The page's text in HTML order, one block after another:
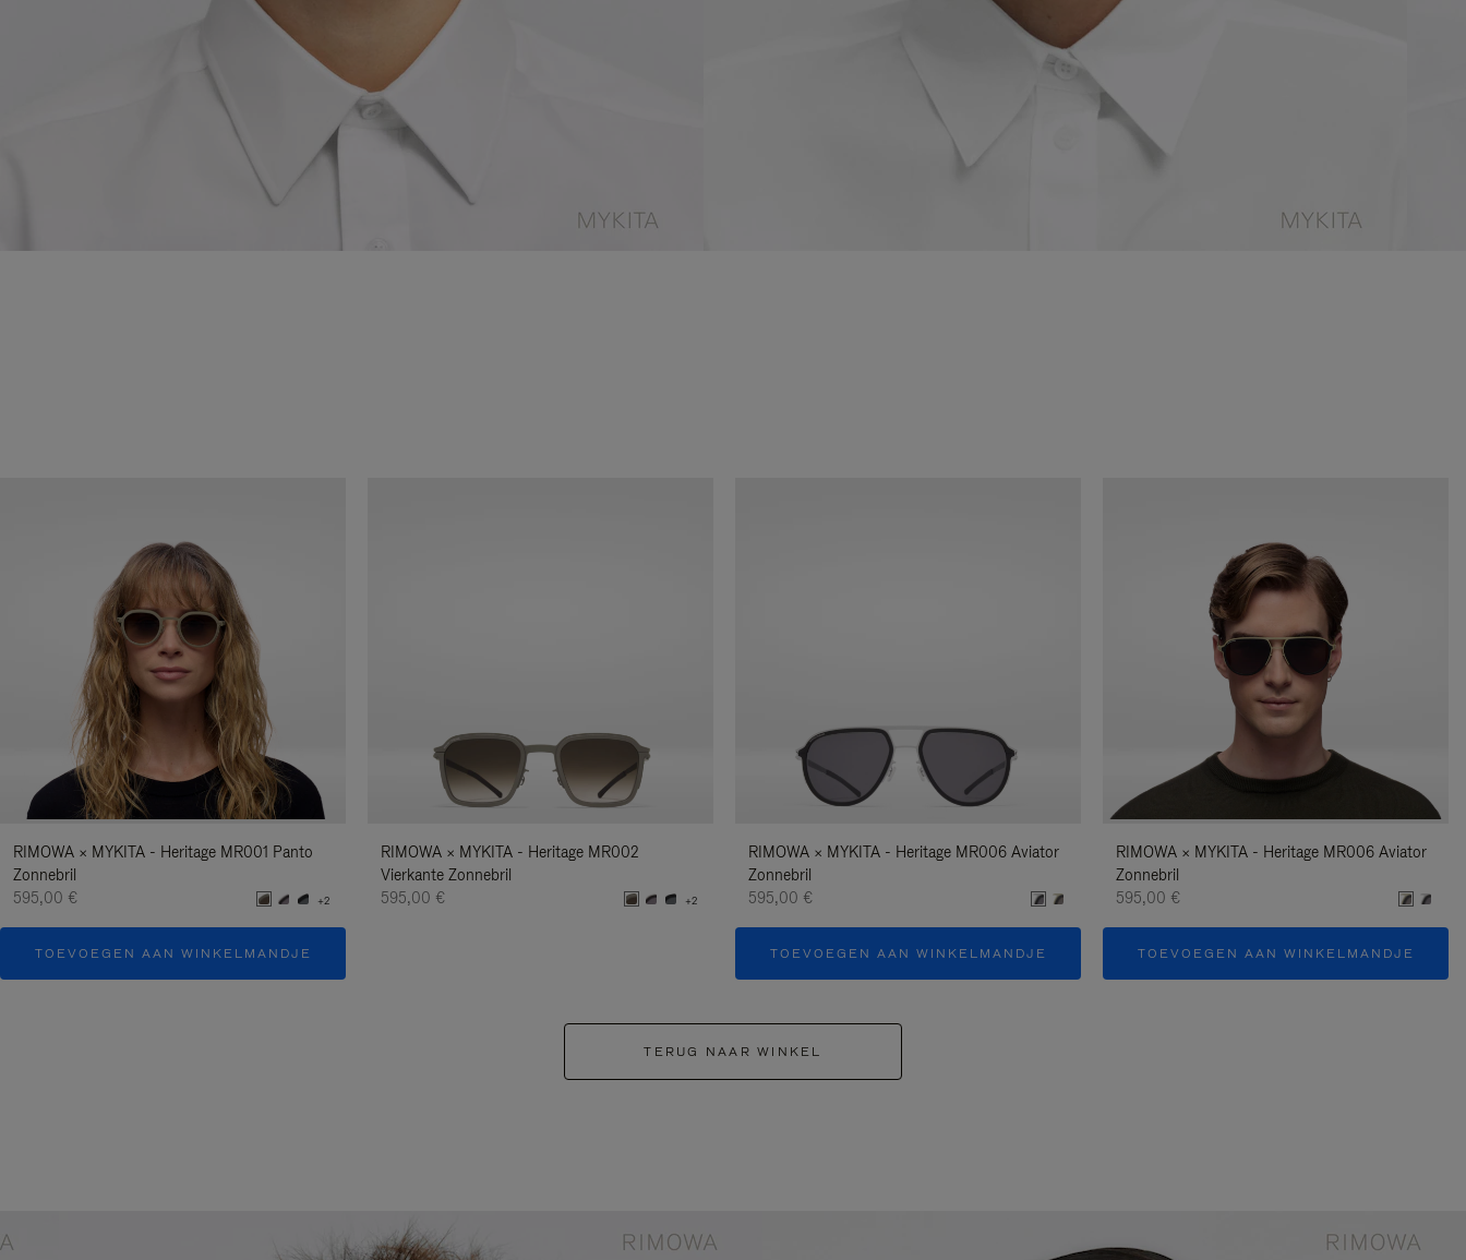
RIMOWA × MYKITA - Heritage MR001 Panto
Zonnebril
595,00 €
+2
TOEVOEGEN AAN WINKELMANDJE
RIMOWA × MYKITA - Heritage MR002
Vierkante Zonnebril
595,00 €
+2
RIMOWA × MYKITA - Heritage MR006 Aviator
Zonnebril
595,00 €
TOEVOEGEN AAN WINKELMANDJE
RIMOWA × MYKITA - Heritage MR006 Aviator
Zonnebril
595,00 €
TOEVOEGEN AAN WINKELMANDJE
TERUG NAAR WINKEL